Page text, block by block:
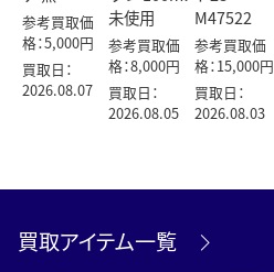
参考買取価
格：5,000円
買取日：
2026.08.07
未使用
参考買取価
格：8,000円
買取日：
2026.08.05
M47522
参考買取価
格：15,000円
買取日：
2026.08.03
買取アイテム一覧